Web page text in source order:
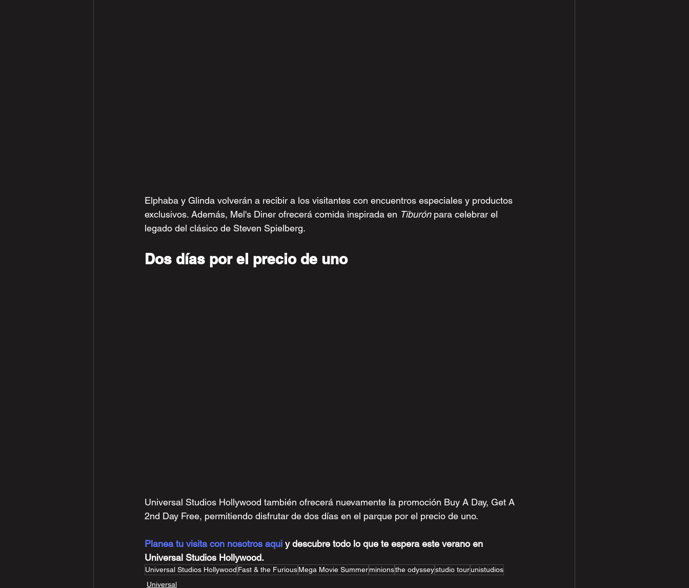
Elphaba y Glinda volverán a recibir a los visitantes con encuentros especiales y productos
exclusivos. Además, Mel's Diner ofrecerá comida inspirada en Tiburón para celebrar el
legado del clásico de Steven Spielberg.
Dos días por el precio de uno
Universal Studios Hollywood también ofrecerá nuevamente la promoción Buy A Day, Get A
2nd Day Free, permitiendo disfrutar de dos días en el parque por el precio de uno.
Planea tu visita con nosotros aqui y descubre todo lo que te espera este verano en
Universal Studios Hollywood.
Universal Studios Hollywood Fast & the FuriousMega Movie Summerminionsthe odysseystudio tourunistudios
Universal